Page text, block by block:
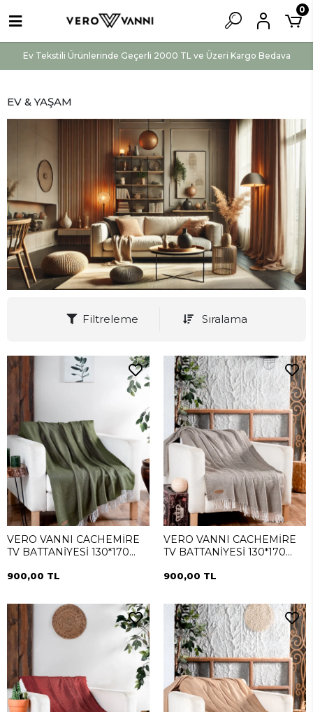
Ev Tekstili Ürünlerinde Geçerli 2000 TL ve Üzeri Kargo Bedava
0
EV & YAŞAM
Filtreleme Sıralama
VERO VANNI CACHEMİRE
TV BATTANİYESİ 130*170
900,00 TL
VERO VANNI CACHEMİRE
TV BATTANİYESİ 130*170
900,00 TL